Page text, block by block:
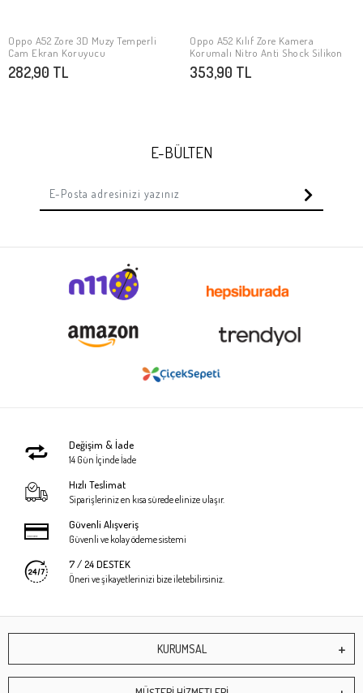
SEPETE EKLE
Oppo A52 Zore 3D Muzy Temperli
Cam Ekran Koruyucu
282,90 TL
SEPETE EKLE
Oppo A52 Kılıf Zore Kamera
Korumalı Nitro Anti Shock Silikon
353,90 TL
E-BÜLTEN
Değişim & İade
14 Gün İçinde İade
Hızlı Teslimat
Siparişleriniz en kısa sürede elinize ulaşır.
Güvenli Alışveriş
Güvenli ve kolay ödeme sistemi
7 / 24 DESTEK
Öneri ve şikayetlerinizi bize iletebilirsiniz.
KURUMSAL